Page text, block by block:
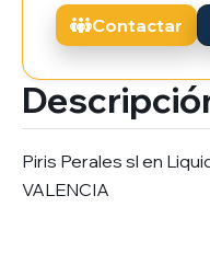
Piris Perales sl en
VALENCIA
Contactar